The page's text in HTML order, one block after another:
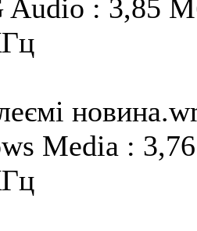
Audio : 3,85
Media :